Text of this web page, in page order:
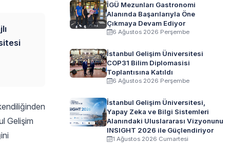
Gelişim
İGÜ Mezunları Gastronomi
Alanında Başarılarıyla Öne
Çıkmaya Devam Ediyor
6 Ağustos 2026 Perşembe
İstanbul Gelişim Üniversitesi
COP31 Bilim Diplomasisi
Toplantısına Katıldı
6 Ağustos 2026 Perşembe
İstanbul Gelişim Üniversitesi,
Yapay Zeka ve Bilgi Sistemleri
Alanındaki Uluslararası Vizyonunu
INSIGHT 2026 ile Güçlendiriyor
1 Ağustos 2026 Cumartesi